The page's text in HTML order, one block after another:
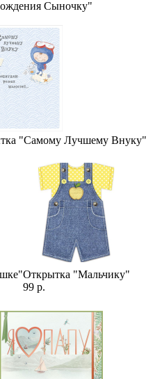
, Букеты
Сыночку"
"Самому Лучшему Внуку"
Открытка "Мальчику"
99 р.